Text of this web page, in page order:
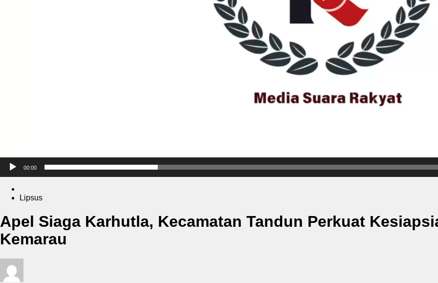
00:00
Lipsus
Apel Siaga Karhutla, Kecamatan Tandun Perkuat
Kemarau